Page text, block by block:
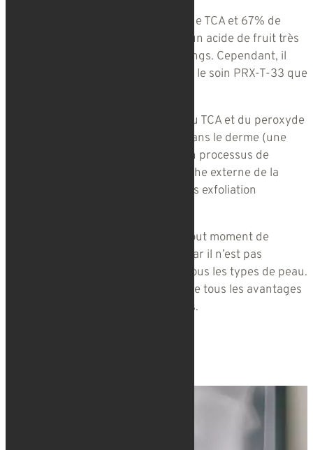
La solution PRX-T33 contient 33% de TCA et 67% de
peroxyde d’hydrogène. Le TCA est un acide de fruit très
utilisé dans la formulation des peelings. Cependant, il
n’agit pas de la même manière dans le soin PRX-T-33 que
Avec PRX-T33, cette combinaison du TCA et du peroxyde
d’hydrogène pénètre rapidement dans le derme (une
des couches de la peau), activant un processus de
(la couche externe de la
peau) de manière non-invasive, sans exfoliation
Le traitement peut être effectué à tout moment de
l’année, contrairement au peeling, car il n’est pas
photosensibilisant, et il convient à tous les types de peau.
En d’autres mots : vous bénéficiez de tous les avantages
d’un peeling sans ses inconvénients.